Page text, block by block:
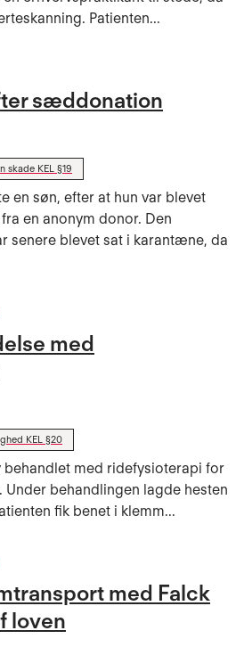
Patienten...
sæddonation
skade KEL §19
en søn, efter at hun var blevet
en anonym donor. Den
senere blevet sat i karantæne, da
med
KEL §20
behandlet med ridefysioterapi for
behandlingen lagde hesten
fik benet i klemm...
med Falck
loven